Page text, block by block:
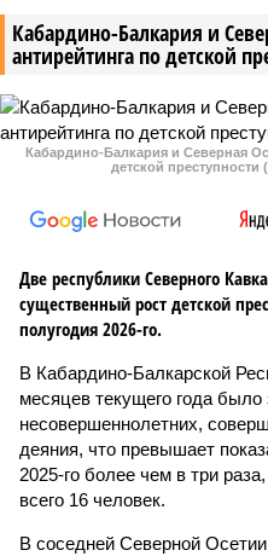
Кабардино-Балкария и
антирейтинга по детской
Кабардино-Балкария и Северная
детской
Две республики Северного
существенный рост детской
полугодия 2026-го.
В Кабардино-Балкарской
месяцев текущего года
несовершеннолетних,
деяния, что превышает
2025-го более чем в три
всего 16 человек.
В соседней Северной